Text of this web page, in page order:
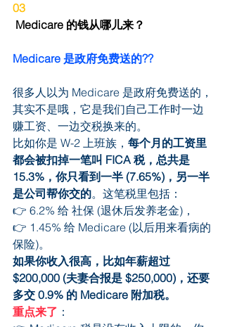
03
Medicare 的钱从哪儿来？
Medicare 是政府免费送的??
很多人以为 Medicare 是政府免费送的，
其实不是哦，它是我们自己工作时一边
赚工资、一边交税换来的。
比如你是 W-2 上班族， 每个月的工资里
都会被扣掉一笔叫 FICA 税，总共是
15.3%，你只看到一半 (7.65%)，另一半
是公司帮你交的。这笔税里包括：
👉 6.2% 给 社保 (退休后发养老金)，
👉 1.45% 给 Medicare (以后用来看病的
保险)。
如果你收入很高，比如年薪超过
$200,000 (夫妻合报是 $250,000)，还要
多交 0.9% 的 Medicare 附加税。
重点来了 ：